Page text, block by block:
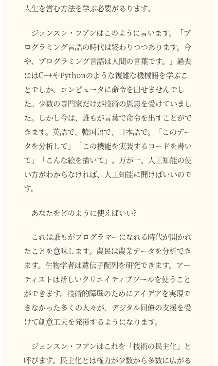
人生を営む方法を学ぶ必要があります。
ジェンスン・フアンはこのように言います。「プ
ログラミング言語の時代は終わりつつあります。今
や、プログラミング言語は人間の言葉です。」過去
にはC++やPythonのような複雑な機械語を学ぶこ
とでしか、コンピュータに命令を出せませんでし
た。少数の専門家だけが技術の恩恵を受けていまし
た。しかし今は、誰もが言葉で命令を出すことがで
きます。英語で、韓国語で、日本語で。「このデー
タを分析して」「この機能を実装するコードを書い
て」「こんな絵を描いて」。万が一、人工知能の使
い方がわからなければ、人工知能に聞けばいいので
す。
あなたをどのように使えばいい?
これは誰もがプログラマーになれる時代が開かれ
たことを意味します。農民は農業データを分析でき
ます。生物学者は遺伝子配列を研究できます。アー
ティストは新しいクリエイティブツールを使うこと
ができます。技術的障壁のためにアイデアを実現で
きなかった多くの人々が、デジタル同僚の支援を受
けて創意工夫を発揮するようになります。
ジェンスン・フアンはこれを「技術の民主化」と
呼びます。民主化とは権力が少数から多数に広がる